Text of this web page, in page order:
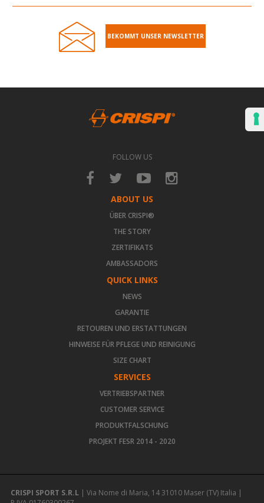
BEKOMMT UNSER NEWSLETTER
FOLLOW US
ABOUT US
ÜBER CRISPI®
THE STORY
ZERTIFIKATS
AMBASSADORS
QUICK LINKS
NEWS
GARANTIE
RETOUREN UND ERSTATTUNGEN
HINWEISE FÜR PFLEGE UND REINIGUNG
SIZE CHART
SERVICES
VERTRIEBSPARTNER
CUSTOMER SERVICE
PRODUKTFALSCHUNG
PROJEKT FESR 2014 - 2020
CRISPI SPORT S.R.L | Via Nome di Maria, 14 31010 Maser (TV) Italia |